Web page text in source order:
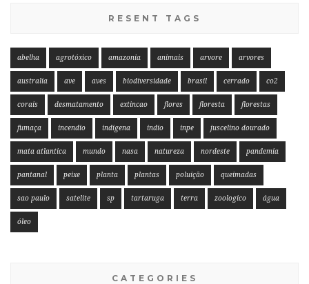
RESENT TAGS
abelha agrotóxico amazonia animais arvore arvores
australia ave aves biodiversidade brasil cerrado co2
corais desmatamento extincao flores floresta florestas
fumaça incendio indigena indio inpe juscelino dourado
mata atlantica mundo nasa natureza nordeste pandemia
pantanal peixe planta plantas poluição queimadas
sao paulo satelite sp tartaruga terra zoologico água
óleo
CATEGORIES